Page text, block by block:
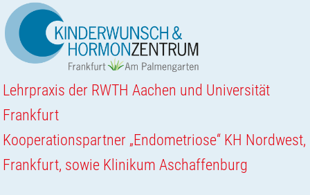
Lehrpraxis der RWTH Aachen und Universität
Frankfurt
Kooperationspartner „Endometriose“ KH Nordwest,
Frankfurt, sowie Klinikum Aschaffenburg